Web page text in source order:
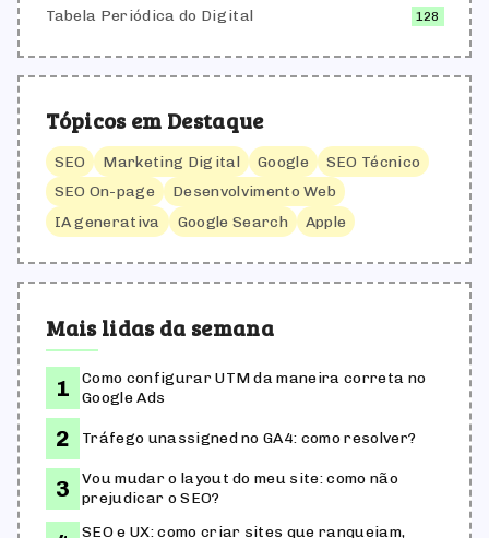
Tabela Periódica do Digital 128
Tópicos em Destaque
SEO Marketing Digital Google
SEO Técnico
SEO On-page
Desenvolvimento Web
IA generativa
Google Search Apple
Mais lidas da semana
Como configurar UTM da maneira correta no
Google Ads
Tráfego unassigned no GA4: como resolver?
Vou mudar o layout do meu site: como não
prejudicar o SEO?
SEO e UX: como criar sites que ranqueiam,